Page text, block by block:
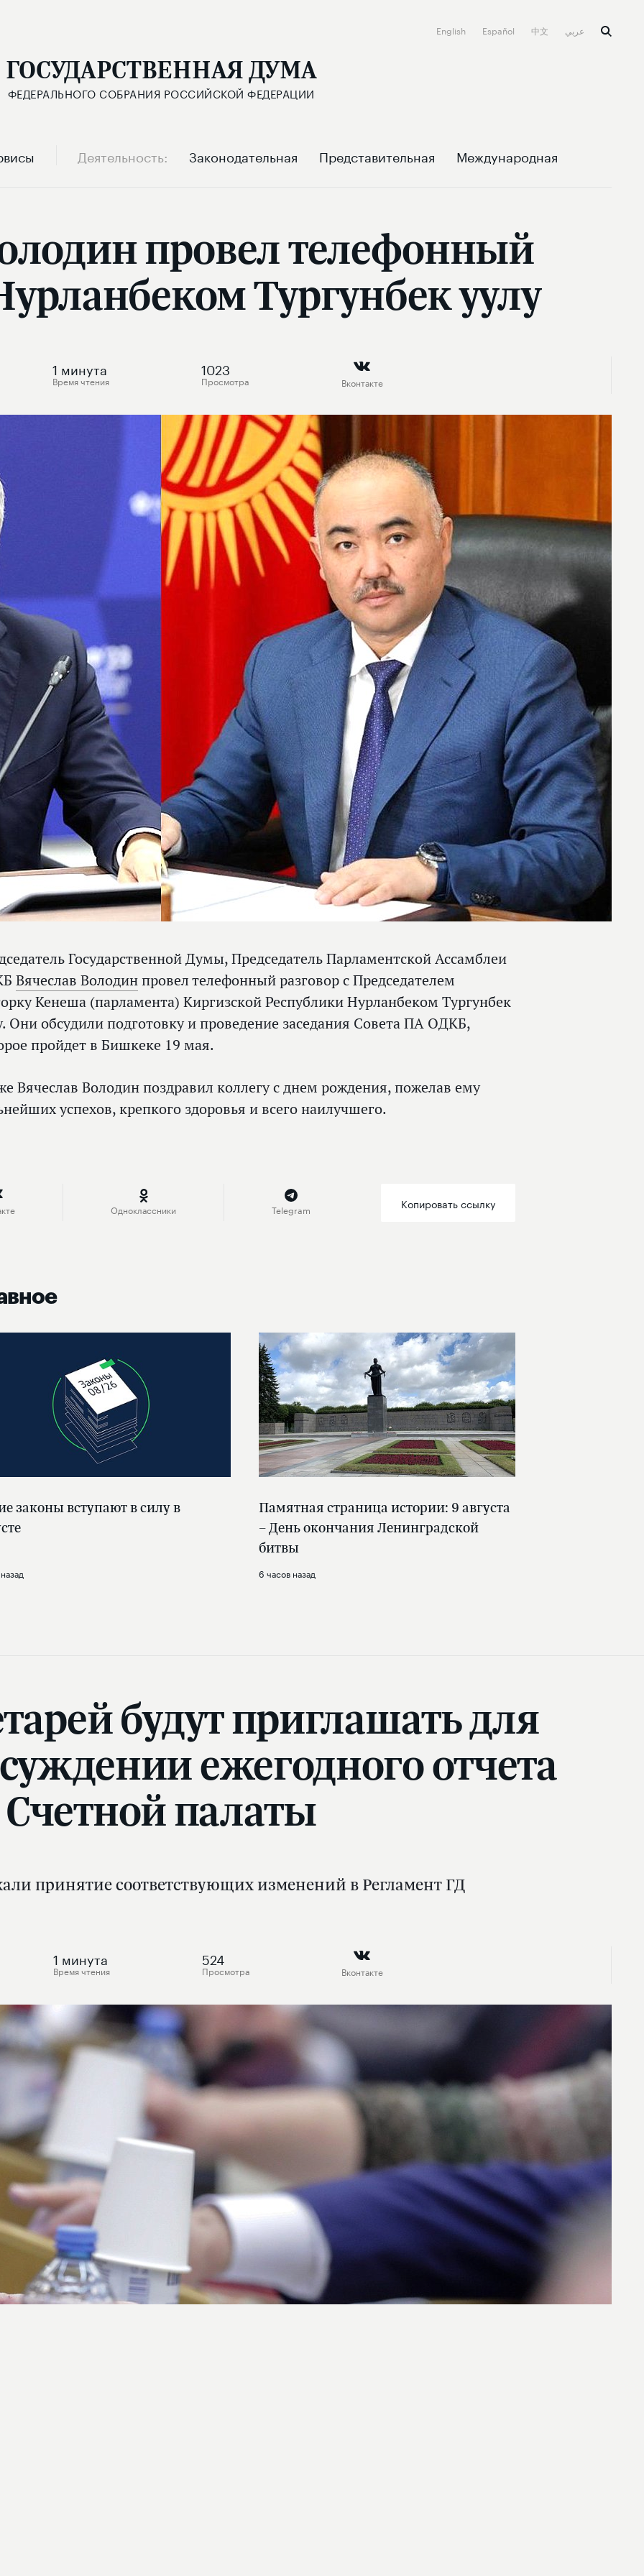
English Español 中文
ГОСУДАРСТВЕННАЯ ДУМА
ФЕДЕРАЛЬНОГО СОБРАНИЯ РОССИЙСКОЙ ФЕДЕРАЦИИ
Деятельность Законодательная Представительная Международная
провел телефонный
Тургунбек уулу
1 минута
Время чтения
1023
Просмотра Вконтакте
Государственной Думы, Председатель Парламентской Ассамблеи
Вячеслав Володинпровел телефонный разговор с Председателем
Кенеша (парламента) Киргизской Республики Нурланбеком Тургунбек
Они обсудили подготовку и проведение заседания Совета ПА ОДКБ,
пройдет в Бишкеке 19 мая.
Вячеслав Володин поздравил коллегу с днем рождения, пожелав ему
успехов, крепкого здоровья и всего наилучшего.
Одноклассники Telegram Копировать ссылку
законы вступают в силу в
Памятная страница истории: 9 августа
– День окончания Ленинградской
битвы
6 часов назад
будут приглашать для
ежегодного отчета
Счетной палаты
принятие соответствующих изменений в Регламент ГД
1 минута
Время чтения
524
Просмотра Вконтакте